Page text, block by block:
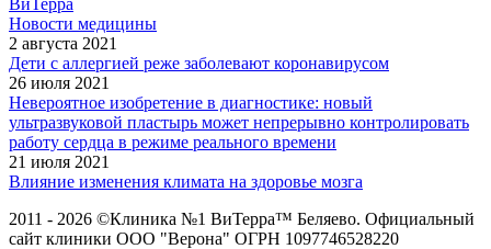
Новости медицины
2 августа 2021
Дети с аллергией реже заболевают коронавирусом
26 июля 2021
Невероятное изобретение в диагностике: новый
ультразвуковой пластырь может непрерывно контролировать
работу сердца в режиме реального времени
21 июля 2021
Влияние изменения климата на здоровье мозга
2011 - 2026 ©Клиника №1 ВиТерра™ Беляево. Официальный
сайт клиники ООО "Верона" ОГРН 1097746528220